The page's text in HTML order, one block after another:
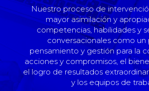
Nuestro proceso de
mayor asimilación y
competencias, habilidades y
conversacionales como
pensamiento y gestión para la
acciones y compromisos, el
el logro de resultados
y los equipos de